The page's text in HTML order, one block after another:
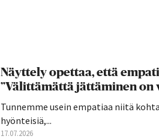
Näyttely opettaa, että
”Välittämättä jättäminen on
Tunnemme usein empatiaa niitä
hyönteisiä,...
17.07.2026